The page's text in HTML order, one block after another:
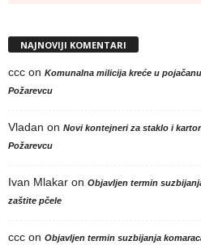
NAJNOVIJI KOMENTARI
ccc on Komunalna milicija kreće u
Požarevcu
Vladan on Novi kontejneri za staklo i
Požarevcu
Ivan Mlakar on Objavljen termin
zaštite pčele
ccc on Objavljen termin suzbijanja